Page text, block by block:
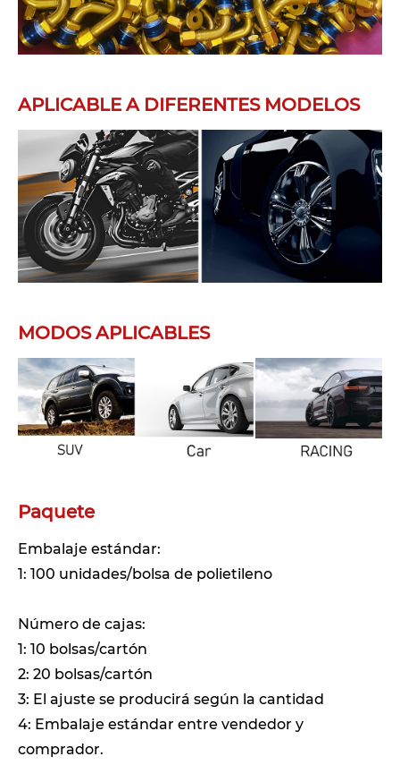
APLICABLE A DIFERENTES MODELOS
MODOS APLICABLES
Paquete
Embalaje estándar:
1: 100 unidades/bolsa de polietileno
Número de cajas:
1: 10 bolsas/cartón
2: 20 bolsas/cartón
3: El ajuste se producirá según la cantidad
4: Embalaje estándar entre vendedor y
comprador.